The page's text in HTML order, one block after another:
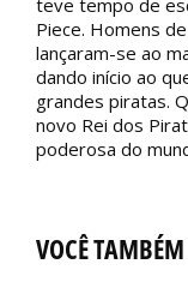
teve tempo de
Piece. Homens
lançaram-se ao
dando início ao
grandes piratas.
novo Rei dos
poderosa do
VOCÊ